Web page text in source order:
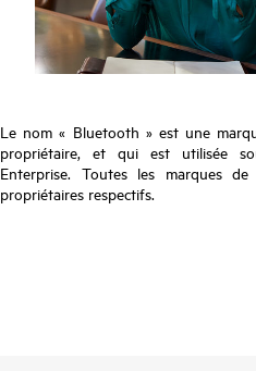
Le nom « Bluetooth » est une
propriétaire, et qui est utilisée
Enterprise. Toutes les marques
propriétaires respectifs.